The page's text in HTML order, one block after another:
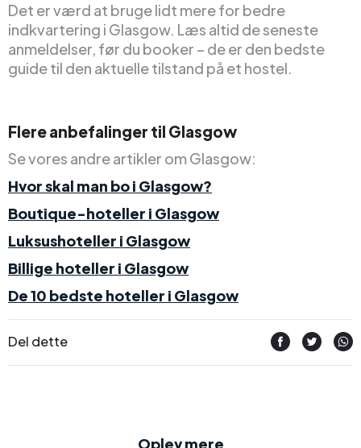
Det er værd at bruge lidt mere for bedre
indkvartering i Glasgow. Læs altid de seneste
anmeldelser, før du booker – de er den bedste
guide til den aktuelle tilstand på et hostel.
Flere anbefalinger til Glasgow
Se vores andre artikler om Glasgow:
Hvor skal man bo i Glasgow?
Boutique-hoteller i Glasgow
Luksushoteller i Glasgow
Billige hoteller i Glasgow
De 10 bedste hoteller i Glasgow
Del dette
Oplev mere